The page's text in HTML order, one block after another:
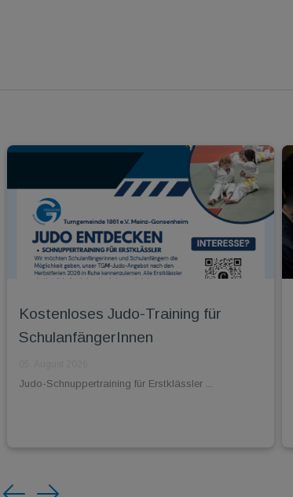
Kostenloses Judo-Training für
SchulanfängerInnen
Judo-Schnuppertraining für Erstklässler ...